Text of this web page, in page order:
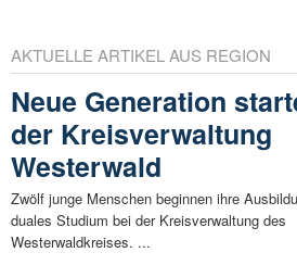
AKTUELLE ARTIKEL AUS REGION
Neue Generation
der Kreisverwaltung
Westerwald
Zwölf junge Menschen beginnen ihre
duales Studium bei der Kreisverwaltung des
Westerwaldkreises. ...